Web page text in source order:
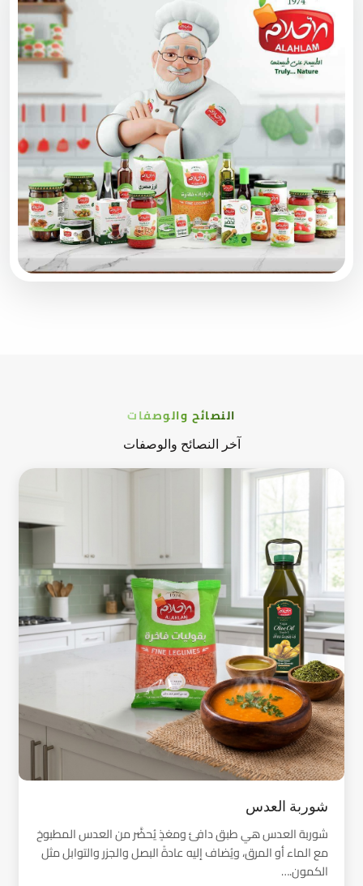
النصائح والوصفات
آخر النصائح والوصفات
شوربة العدس
شوربة العدس هي طبق دافئ ومغذٍ يُحضَّر من العدس المطبوخ
مع الماء أو المرق، ويُضاف إليه عادةً البصل والجزر والتوابل مثل
الكمون.…